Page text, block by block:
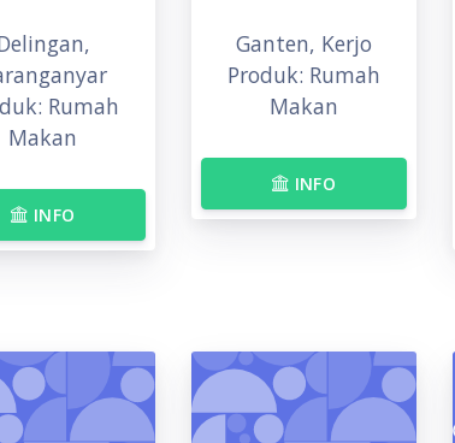
Rumah
Makan
INFO
Ganten, Kerjo
Produk: Rumah
Makan
INFO